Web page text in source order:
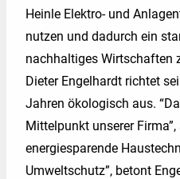
Heinle Elektro- und
nutzen und dadurch ein
nachhaltiges Wirtschaften
Dieter Engelhardt richtet
Jahren ökologisch aus.
Mittelpunkt unserer Firma”,
energiesparende
Umweltschutz”, betont